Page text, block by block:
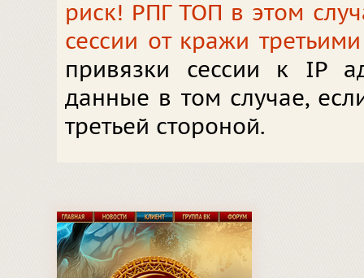
риск! РПГ ТОП в этом
сессии от кражи
привязки сессии к IP
данные в том случае,
третьей стороной.